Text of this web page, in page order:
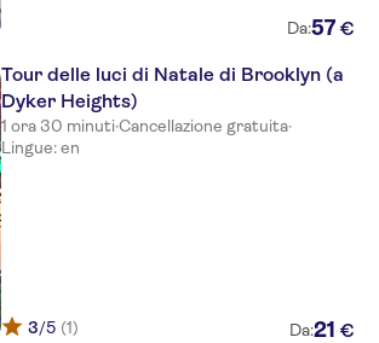
Da:57 €
Tour delle luci di Natale di Brooklyn (a
Dyker Heights)
1 ora 30 minuti·Cancellazione gratuita·
Lingue: en
3/5 (1) Da:21 €